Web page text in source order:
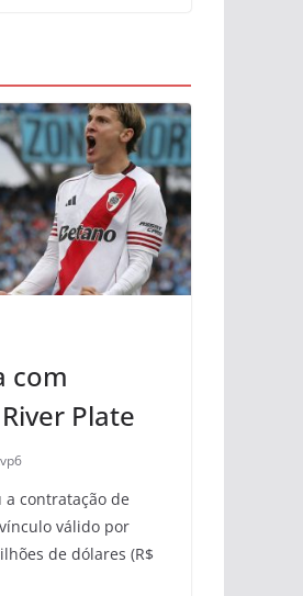
com
Plate
contratação de
válido por
de dólares (R$